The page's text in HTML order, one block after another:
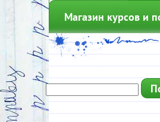
Магазин курсов и